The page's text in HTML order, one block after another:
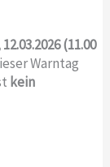
(11.00
Warntag
kein